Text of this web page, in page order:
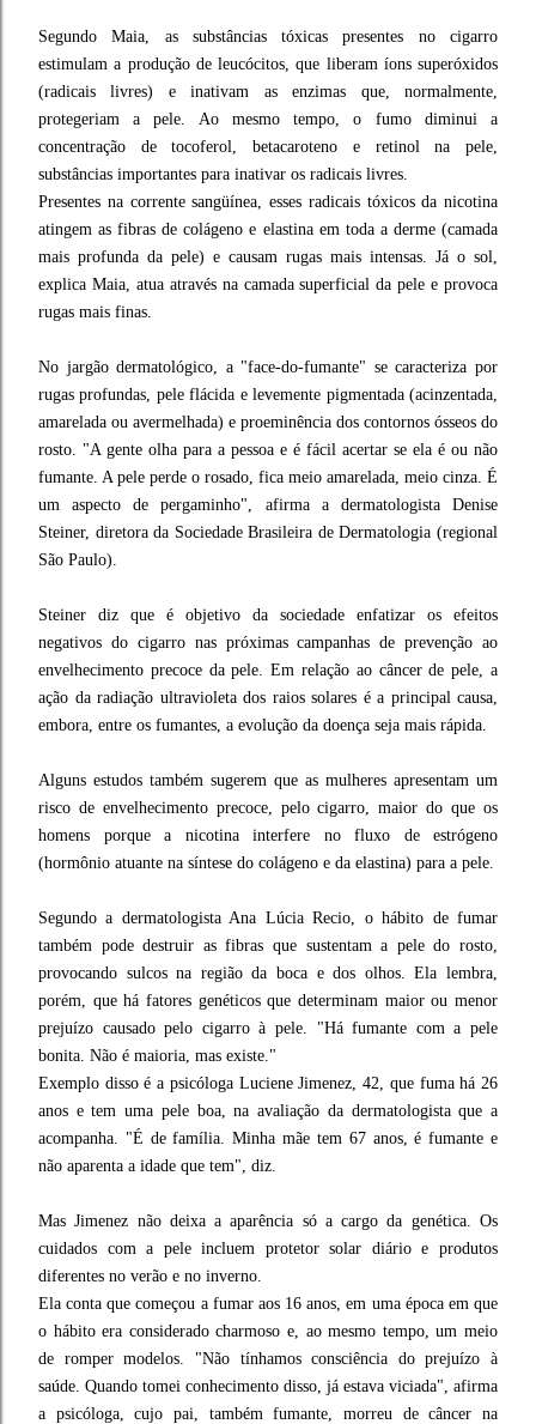
Segundo Maia, as substâncias tóxicas presentes no cigarro
estimulam a produção de leucócitos, que liberam íons superóxidos
(radicais livres) e inativam as enzimas que, normalmente,
protegeriam a pele. Ao mesmo tempo, o fumo diminui a
concentração de tocoferol, betacaroteno e retinol na pele,
substâncias importantes para inativar os radicais livres.
Presentes na corrente sangüínea, esses radicais tóxicos da nicotina
atingem as fibras de colágeno e elastina em toda a derme (camada
mais profunda da pele) e causam rugas mais intensas. Já o sol,
explica Maia, atua através na camada superficial da pele e provoca
rugas mais finas.
No jargão dermatológico, a "face-do-fumante" se caracteriza por
rugas profundas, pele flácida e levemente pigmentada (acinzentada,
amarelada ou avermelhada) e proeminência dos contornos ósseos do
rosto. "A gente olha para a pessoa e é fácil acertar se ela é ou não
fumante. A pele perde o rosado, fica meio amarelada, meio cinza. É
um aspecto de pergaminho", afirma a dermatologista Denise
Steiner, diretora da Sociedade Brasileira de Dermatologia (regional
São Paulo).
Steiner diz que é objetivo da sociedade enfatizar os efeitos
negativos do cigarro nas próximas campanhas de prevenção ao
envelhecimento precoce da pele. Em relação ao câncer de pele, a
ação da radiação ultravioleta dos raios solares é a principal causa,
embora, entre os fumantes, a evolução da doença seja mais rápida.
Alguns estudos também sugerem que as mulheres apresentam um
risco de envelhecimento precoce, pelo cigarro, maior do que os
homens porque a nicotina interfere no fluxo de estrógeno
(hormônio atuante na síntese do colágeno e da elastina) para a pele.
Segundo a dermatologista Ana Lúcia Recio, o hábito de fumar
também pode destruir as fibras que sustentam a pele do rosto,
provocando sulcos na região da boca e dos olhos. Ela lembra,
porém, que há fatores genéticos que determinam maior ou menor
prejuízo causado pelo cigarro à pele. "Há fumante com a pele
bonita. Não é maioria, mas existe."
Exemplo disso é a psicóloga Luciene Jimenez, 42, que fuma há 26
anos e tem uma pele boa, na avaliação da dermatologista que a
acompanha. "É de família. Minha mãe tem 67 anos, é fumante e
não aparenta a idade que tem", diz.
Mas Jimenez não deixa a aparência só a cargo da genética. Os
cuidados com a pele incluem protetor solar diário e produtos
diferentes no verão e no inverno.
Ela conta que começou a fumar aos 16 anos, em uma época em que
o hábito era considerado charmoso e, ao mesmo tempo, um meio
de romper modelos. "Não tínhamos consciência do prejuízo à
saúde. Quando tomei conhecimento disso, já estava viciada", afirma
a psicóloga, cujo pai, também fumante, morreu de câncer na